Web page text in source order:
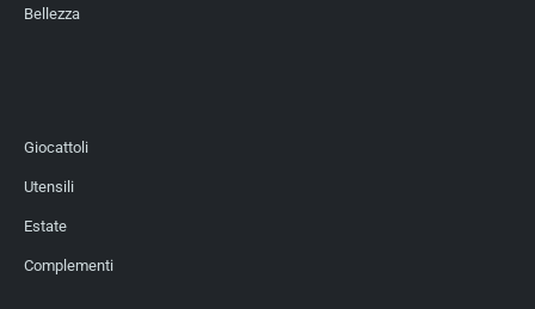
Bellezza
Giocattoli
Utensili
Estate
Complementi